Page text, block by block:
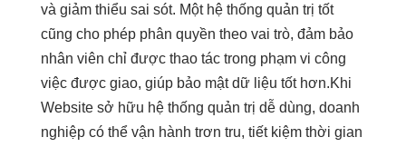
và giảm thiểu sai sót. Một hệ thống quản trị tốt
cũng cho phép phân quyền theo vai trò, đảm bảo
nhân viên chỉ được thao tác trong phạm vi công
việc được giao, giúp bảo mật dữ liệu tốt hơn.Khi
Website sở hữu hệ thống quản trị dễ dùng, doanh
nghiệp có thể vận hành trơn tru, tiết kiệm thời gian